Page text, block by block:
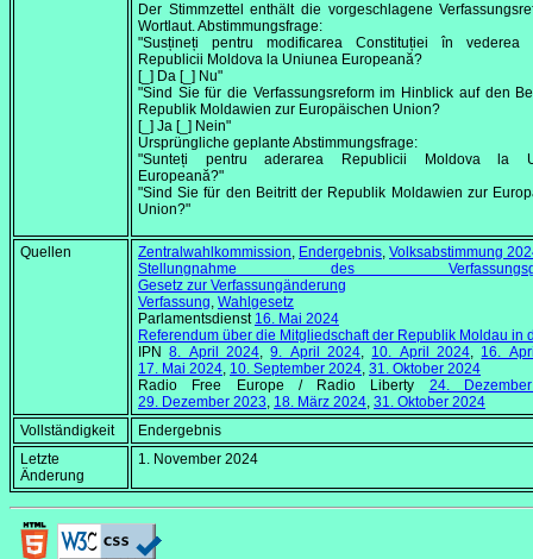
Der Stimmzettel enthält die vorgeschlagene
Wortlaut. Abstimmungsfrage:
"Susțineți pentru modificarea Constituției în vederea
Republicii Moldova la Uniunea Europeană?
[_] Da [_] Nu"
"Sind Sie für die Verfassungsreform im Hinblick auf den
Republik Moldawien zur Europäischen Union?
[_] Ja [_] Nein"
Ursprüngliche geplante Abstimmungsfrage:
"Sunteți pentru aderarea Republicii Moldova la
Europeană?"
"Sind Sie für den Beitritt der Republik Moldawien zur
Union?"
Quellen Zentralwahlkommission, Endergebnis, Volksabstimmung
Stellungnahme des
Gesetz zur Verfassungänderung
Verfassung, Wahlgesetz
Parlamentsdienst 16. Mai 2024
Referendum über die Mitgliedschaft der Republik Moldau in
IPN8. April 2024,9. April 2024, 10. April 2024, 16.
17. Mai 2024, 10. September 2024, 31. Oktober 2024
Radio Free Europe / Radio Liberty
24.
29. Dezember 2023, 18. März 2024, 31. Oktober 2024
Vollständigkeit
Endergebnis
Letzte
Änderung
1. November 2024